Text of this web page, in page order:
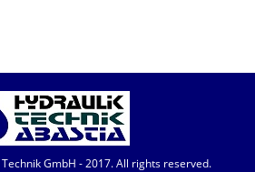
GmbH - 2017. All rights reserved.